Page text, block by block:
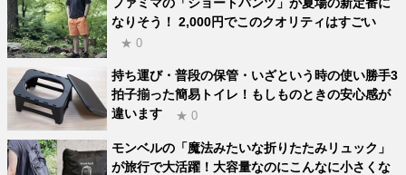
なりそう！ 2,000円でこのクオリティはすごい
★ 0
持ち運び・普段の保管・いざという時の使い勝手3
拍子揃った簡易トイレ！もしものときの安心感が
違います
★ 0
モンベルの「魔法みたいな折りたたみリュック」
が旅行で大活躍！大容量なのにこんなに小さくな